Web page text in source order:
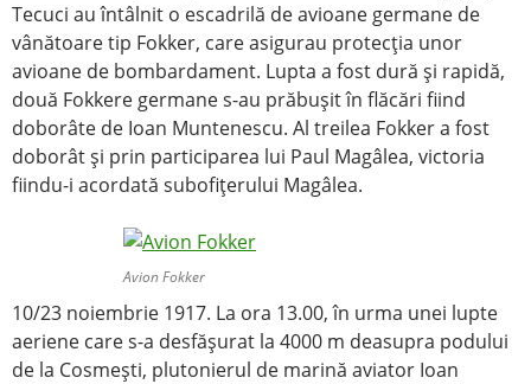
Tecuci au întâlnit o escadrilă de avioane germane de
vânătoare tip Fokker, care asigurau protecţia unor
avioane de bombardament. Lupta a fost dură şi rapidă,
două Fokkere germane s-au prăbuşit în flăcări fiind
doborâte de Ioan Muntenescu. Al treilea Fokker a fost
doborât şi prin participarea lui Paul Magâlea, victoria
fiindu-i acordată subofiţerului Magâlea.
Avion Fokker
10/23 noiembrie 1917. La ora 13.00, în urma unei lupte
aeriene care s-a desfăşurat la 4000 m deasupra podului
de la Cosmeşti, plutonierul de marină aviator Ioan